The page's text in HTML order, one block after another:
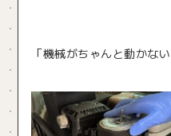
「機械がちゃんと動かな